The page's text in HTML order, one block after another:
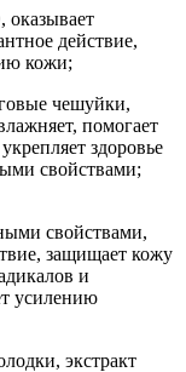
действие,
кожи;
чешуйки,
помогает
здоровье
свойствами;
свойствами,
защищает кожу
и
усилению
экстракт